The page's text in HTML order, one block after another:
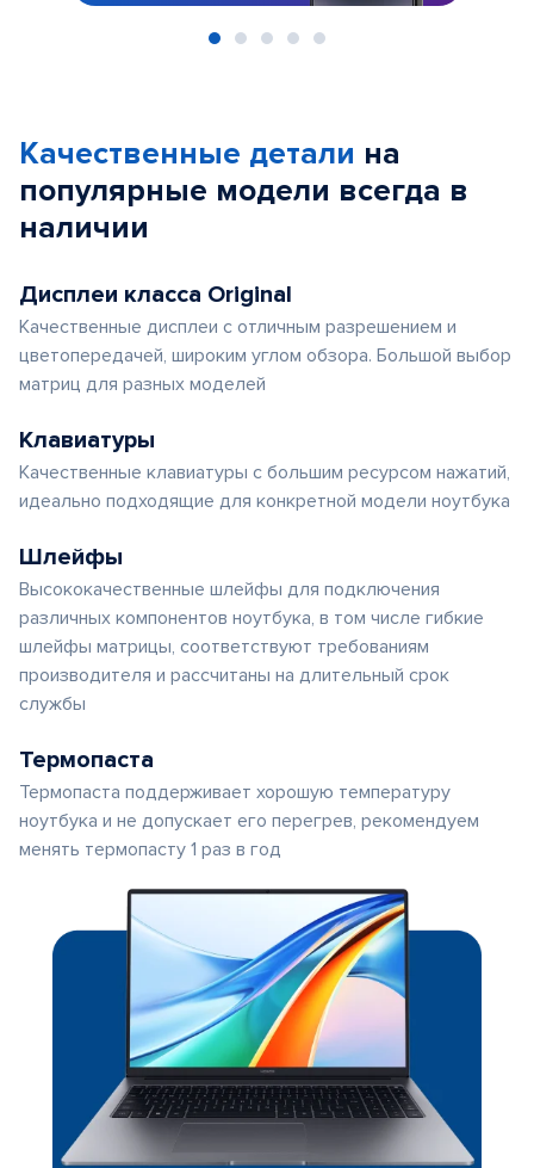
Качественные детали на
популярные модели всегда в
наличии
Дисплеи класса Original
Качественные дисплеи с отличным разрешением и
цветопередачей, широким углом обзора. Большой выбор
матриц для разных моделей
Клавиатуры
Качественные клавиатуры с большим ресурсом нажатий,
идеально подходящие для конкретной модели ноутбука
Шлейфы
Высококачественные шлейфы для подключения
различных компонентов ноутбука, в том числе гибкие
шлейфы матрицы, соответствуют требованиям
производителя и рассчитаны на длительный срок
службы
Термопаста
Термопаста поддерживает хорошую температуру
ноутбука и не допускает его перегрев, рекомендуем
менять термопасту 1 раз в год